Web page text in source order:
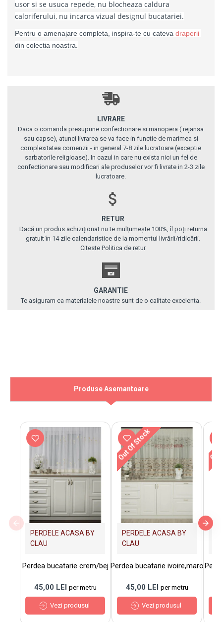
usor si se usuca repede, nu blocheaza caldura
caloriferului, nu incarca vizual designul bucatariei.
Pentru o amenajare completa, inspira-te cu cateva draperii
din colectia noastra.
LIVRARE
Daca o comanda presupune confectionare si manopera ( rejansa
sau capse), atunci livrarea se va face in functie de marimea si
complexitatea comenzii - in general 7-8 zile lucratoare (exceptie
sarbatorile religioase). In cazul in care nu exista nici un fel de
confectionare sau modificari ale produselor vor fi livrate in 2-3 zile
lucratoare.
RETUR
Dacă un produs achiziționat nu te mulțumește 100%, îl poți returna
gratuit în 14 zile calendaristice de la momentul livrării/ridicării.
Citeste Politica de retur
GARANTIE
Te asiguram ca materialele noastre sunt de o calitate excelenta.
Produse Asemantoare
PERDELE ACASA BY
CLAU
Perdea bucatarie crem/bej
45,00 LEI per metru
Vezi produsul
Out Of Stock
PERDELE ACASA BY
CLAU
Perdea bucatarie ivoire,maro
45,00 LEI per metru
Vezi produsul